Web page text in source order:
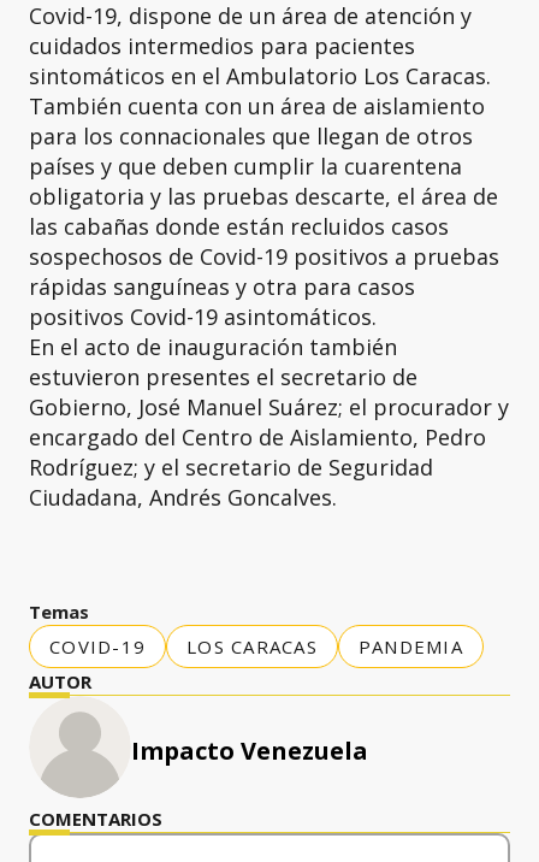
Covid-19, dispone de un área de atención y
cuidados intermedios para pacientes
sintomáticos en el Ambulatorio Los Caracas.
También cuenta con un área de aislamiento
para los connacionales que llegan de otros
países y que deben cumplir la cuarentena
obligatoria y las pruebas descarte, el área de
las cabañas donde están recluidos casos
sospechosos de Covid-19 positivos a pruebas
rápidas sanguíneas y otra para casos
positivos Covid-19 asintomáticos.
En el acto de inauguración también
estuvieron presentes el secretario de
Gobierno, José Manuel Suárez; el procurador y
encargado del Centro de Aislamiento, Pedro
Rodríguez; y el secretario de Seguridad
Ciudadana, Andrés Goncalves.
Temas
COVID-19
LOS CARACAS
PANDEMIA
AUTOR
Impacto Venezuela
COMENTARIOS